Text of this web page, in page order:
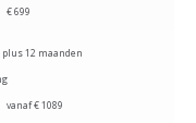
€ 699
12 maanden
vanaf € 1089